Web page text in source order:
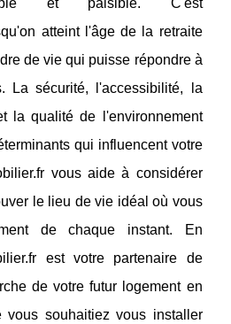
et paisible. C'est
atteint l'âge de la retraite
de vie qui puisse répondre à
La sécurité, l'accessibilité, la
la qualité de l'environnement
qui influencent votre
vous aide à considérer
le lieu de vie idéal où vous
de chaque instant. En
est votre partenaire de
de votre futur logement en
vous souhaitiez vous installer